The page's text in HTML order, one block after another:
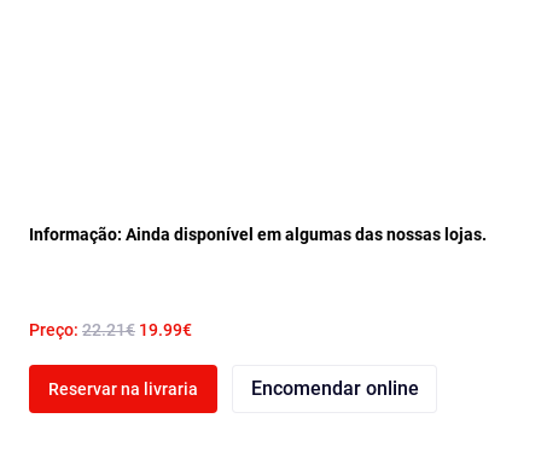
Informação: Ainda disponível em algumas das nossas lojas.
Preço: 22.21€ 19.99€
Reservar na livraria Encomendar online